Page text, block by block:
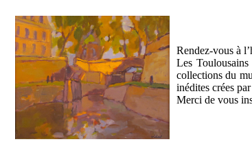
Rendez-vous à
Les
collections du
inédites crées
Merci de vous